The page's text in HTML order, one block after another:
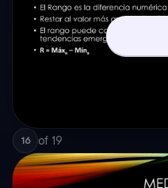
16 of 19